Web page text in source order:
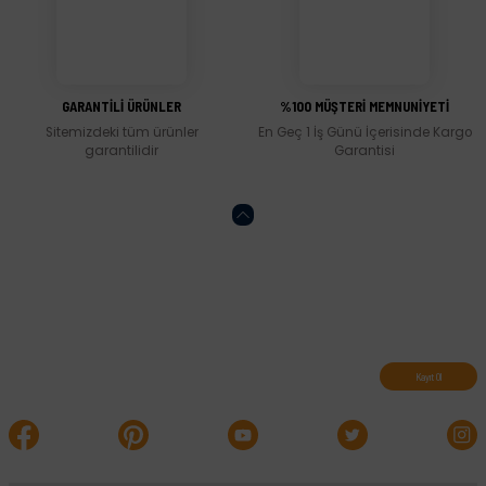
GARANTİLİ ÜRÜNLER
Sitemizdeki tüm ürünler
garantilidir
%100 MÜŞTERİ MEMNUNİYETİ
En Geç 1 İş Günü İçerisinde Kargo
Garantisi
Kayıt Ol